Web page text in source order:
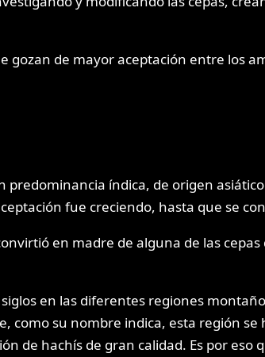
de mayor aceptación entre los
predominancia índica, de origen
fue creciendo, hasta que se
en madre de alguna de las
en las diferentes regiones
como su nombre indica, esta región
de hachís de gran calidad. Es por eso